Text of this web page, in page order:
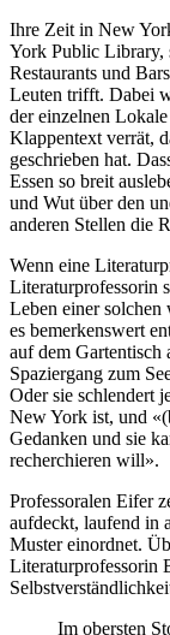
Ihre Zeit in New
York Public Library,
Restaurants und
Leuten trifft. Dabei
der einzelnen
Klappentext verrät,
geschrieben hat.
Essen so breit
und Wut über den
anderen Stellen die
Wenn eine
Literaturprofessorin
Leben einer solchen
es bemerkenswert
auf dem Gartentisch
Spaziergang zum
Oder sie schlendert
New York ist, und
Gedanken und sie
recherchieren will».
Professoralen Eifer
aufdeckt, laufend in
Muster einordnet.
Literaturprofessorin
Im obersten